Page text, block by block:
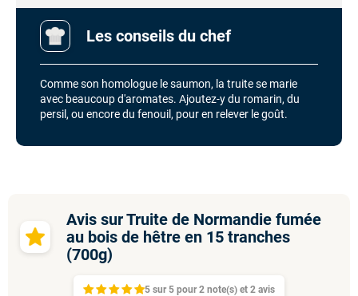
Les conseils du chef
Comme son homologue le saumon, la truite se marie
avec beaucoup d'aromates. Ajoutez-y du romarin, du
persil, ou encore du fenouil, pour en relever le goût.
Avis sur Truite de Normandie fumée
au bois de hêtre en 15 tranches
(700g)
5 sur 5 pour 2 note(s) et 2 avis